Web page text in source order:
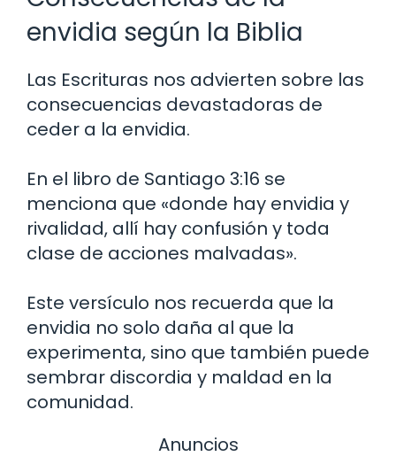
envidia según la Biblia
Las Escrituras nos advierten sobre las
consecuencias devastadoras de
ceder a la envidia.
En el libro de Santiago 3:16 se
menciona que «donde hay envidia y
rivalidad, allí hay confusión y toda
clase de acciones malvadas».
Este versículo nos recuerda que la
envidia no solo daña al que la
experimenta, sino que también puede
sembrar discordia y maldad en la
comunidad.
Anuncios